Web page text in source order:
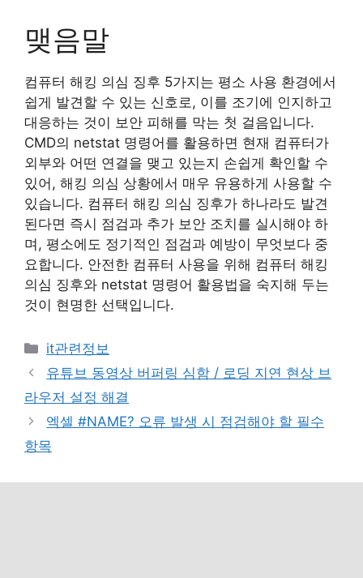
맺음말
컴퓨터 해킹 의심 징후 5가지는 평소 사용 환경에서
쉽게 발견할 수 있는 신호로, 이를 조기에 인지하고
대응하는 것이 보안 피해를 막는 첫 걸음입니다.
CMD의 netstat 명령어를 활용하면 현재 컴퓨터가
외부와 어떤 연결을 맺고 있는지 손쉽게 확인할 수
있어, 해킹 의심 상황에서 매우 유용하게 사용할 수
있습니다. 컴퓨터 해킹 의심 징후가 하나라도 발견
된다면 즉시 점검과 추가 보안 조치를 실시해야 하
며, 평소에도 정기적인 점검과 예방이 무엇보다 중
요합니다. 안전한 컴퓨터 사용을 위해 컴퓨터 해킹
의심 징후와 netstat 명령어 활용법을 숙지해 두는
것이 현명한 선택입니다.
카
테
고
리
it관련정보
유튜브 동영상 버퍼링 심함 / 로딩 지연 현상 브
라우저 설정 해결
엑셀 #NAME? 오류 발생 시 점검해야 할 필수
항목